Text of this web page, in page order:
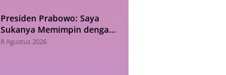
Presiden Prabowo: Saya
Sukanya Memimpin dengan
Fakta
8 Agustus 2026